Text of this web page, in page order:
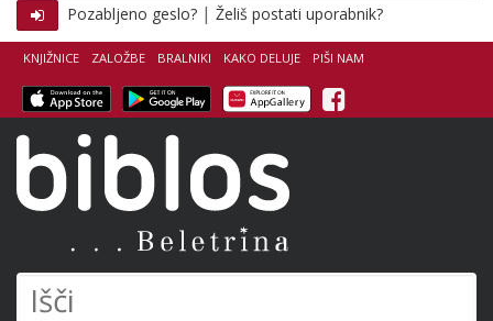
KNJIŽNICE ZALOŽBE BRALNIKI KAKO DELUJE PIŠI NAM
Facebook
Pozabljeno geslo? | Želiš postati uporabnik?